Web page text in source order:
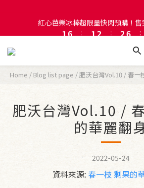
1
0
6
5
2
1
Days
:
1
0
2
1
Hours
:
2
1
6
5
2
1
Minutes
:
註冊會員即贈送50元購物金！會員
Home / Blog list page /肥沃台灣Vol.10 / 春一
肥沃台灣Vol.10 /
的華麗翻
2022-05-24
資料來源: 春一枝 剩果的